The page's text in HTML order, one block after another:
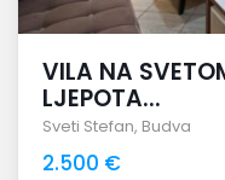
VILA NA
LJEPOTA...
Sveti Stefan, Budva
2.500 €